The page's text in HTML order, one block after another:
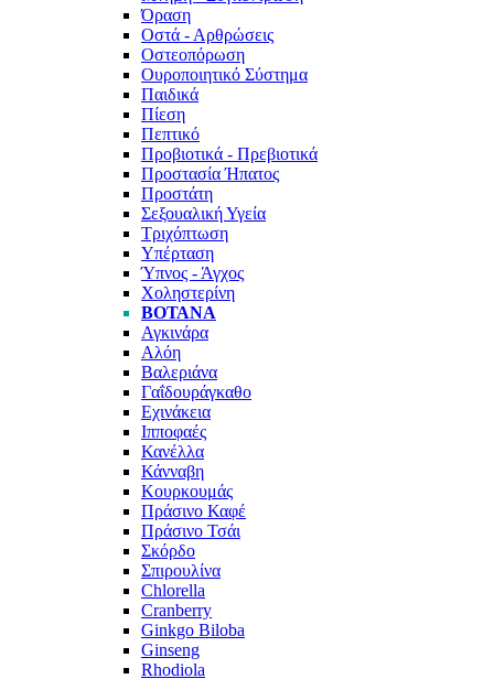
Όραση
Οστά - Αρθρώσεις
Οστεοπόρωση
Ουροποιητικό Σύστημα
Παιδικά
Πίεση
Πεπτικό
Προβιοτικά - Πρεβιοτικά
Προστασία Ήπατος
Προστάτη
Σεξουαλική Υγεία
Τριχόπτωση
Υπέρταση
Ύπνος - Άγχος
Χοληστερίνη
ΒΌΤΑΝΑ
Αγκινάρα
Αλόη
Βαλεριάνα
Γαΐδουράγκαθο
Εχινάκεια
Ιπποφαές
Κανέλλα
Κάνναβη
Κουρκουμάς
Πράσινο Καφέ
Πράσινο Τσάι
Σκόρδο
Σπιρουλίνα
Chlorella
Cranberry
Ginkgo Biloba
Ginseng
Rhodiola